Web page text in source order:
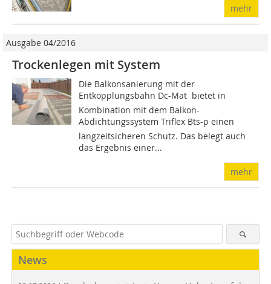
mehr
Ausgabe 04/2016
Trockenlegen mit System
Die Balkonsanierung mit der
Entkopplungsbahn Dc-Mat bietet in
Kombination mit dem Balkon-
Abdichtungssystem Triflex Bts-p einen
langzeitsicheren Schutz. Das belegt auch
das Ergebnis einer...
mehr
News